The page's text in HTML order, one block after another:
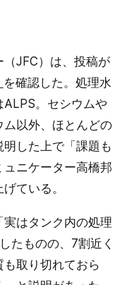
（JFC）は、投稿が
を確認した。処理水
。セシウムや
以外、ほとんどの
した上で「課題も
ニケーター高橋邦
ている。
はタンク内の処理
たものの、7割近く
取り切れておら